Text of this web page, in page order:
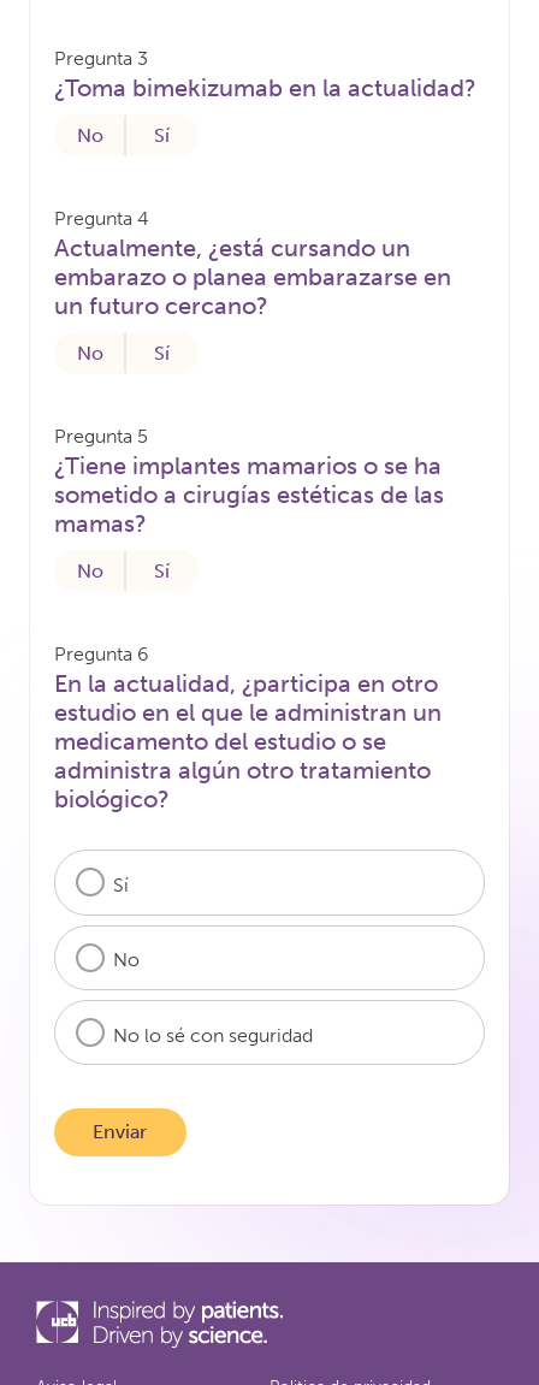
Pregunta 3
¿Toma bimekizumab en la actualidad?
No Sí
Pregunta 4
Actualmente, ¿está cursando un
embarazo o planea embarazarse en
un futuro cercano?
No Sí
Pregunta 5
¿Tiene implantes mamarios o se ha
sometido a cirugías estéticas de las
mamas?
No Sí
Pregunta 6
En la actualidad, ¿participa en otro
estudio en el que le administran un
medicamento del estudio o se
administra algún otro tratamiento
biológico?
Sí
No
No lo sé con seguridad